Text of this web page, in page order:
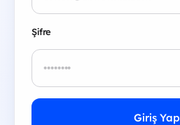
Şifre
Giriş Yap